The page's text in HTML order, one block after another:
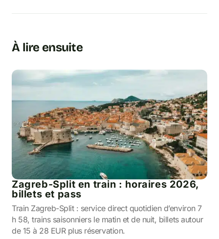
À lire ensuite
Zagreb-Split en train : horaires 2026,
billets et pass
Train Zagreb-Split : service direct quotidien d’environ 7
h 58, trains saisonniers le matin et de nuit, billets autour
de 15 à 28 EUR plus réservation.